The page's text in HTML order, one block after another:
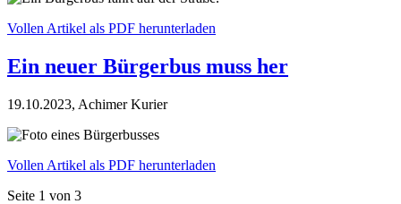
Vollen Artikel als PDF herunterladen
Ein neuer Bürgerbus muss her
19.10.2023, Achimer Kurier
Vollen Artikel als PDF herunterladen
Seite 1 von 3